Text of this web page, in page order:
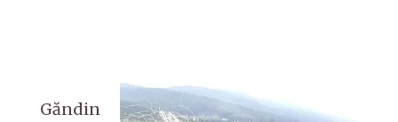
Găndin